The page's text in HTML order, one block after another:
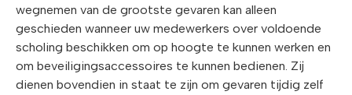
wegnemen van de grootste gevaren kan alleen
geschieden wanneer uw medewerkers over voldoende
scholing beschikken om op hoogte te kunnen werken en
om beveiligingsaccessoires te kunnen bedienen. Zij
dienen bovendien in staat te zijn om gevaren tijdig zelf